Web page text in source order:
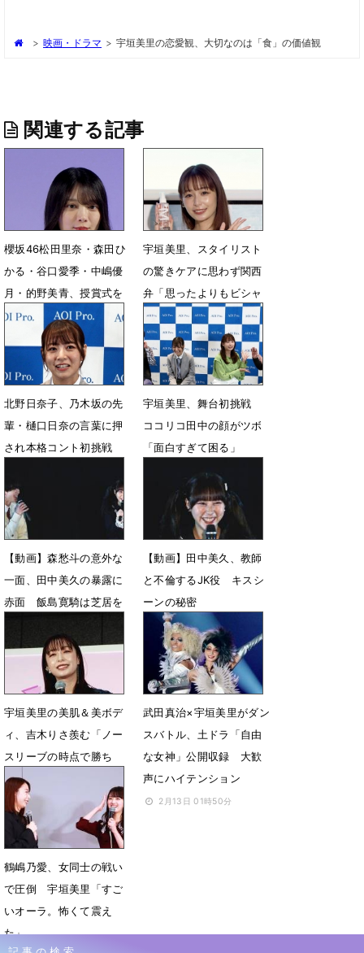
> 映画・ドラマ > 宇垣美里の恋愛観、大切なのは「食」の価値観
関連する記事
櫻坂46松田里奈・森田ひ
かる・谷口愛季・中嶋優
月・的野美青、授賞式を
見守る
3月31日 09時06分
宇垣美里、スタイリスト
の驚きケアに思わず関西
弁「思ったよりもビシャ
ビシャにするんやな」
6月24日 14時59分
北野日奈子、乃木坂の先
輩・樋口日奈の言葉に押
され本格コント初挑戦
宇垣美里、舞台初挑戦
ココリコ田中の顔がツボ
「面白すぎて困る」
6月1日 09時28分
【動画】森愁斗の意外な
一面、田中美久の暴露に
赤面 飯島寛騎は芝居を
2月26日 08時14分
【動画】田中美久、教師
と不倫するJK役 キスシ
ーンの秘密
2月25日 22時49分
宇垣美里の美肌＆美ボデ
ィ、吉木りさ羨む「ノー
スリーブの時点で勝ち
組」
6月4日 13時57分
武田真治×宇垣美里がダン
スバトル、土ドラ「自由
な女神」公開収録 大歓
声にハイテンション
2月13日 01時50分
鶴嶋乃愛、女同士の戦い
で圧倒 宇垣美里「すご
いオーラ。怖くて震え
た」